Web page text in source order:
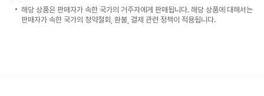
해당 상품은 판매자가 속한 국가의 거주자에게 판매됩니다. 해당 상품에 대해서는
판매자가 속한 국가의 청약철회, 환불, 결제 관련 정책이 적용됩니다.